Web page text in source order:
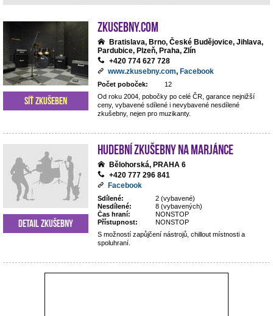
Zkusebny.com
Bratislava, Brno, České Budějovice, Jihlava,
Pardubice, Plzeň, Praha, Zlín
+420 774 627 728
www.zkusebny.com, Facebook
Počet poboček:
12
Od roku 2004, pobočky po celé ČR, garance nejnižší
ceny, vybavené sdílené i nevybavené nesdílené
zkušebny, nejen pro muzikanty.
Síť zkušeben
Hudební zkušebny Na Marjánce
Bělohorská, PRAHA 6
+420 777 296 841
Facebook
Sdílené:
2 (vybavené)
Nesdílené:
8 (vybavených)
Čas hraní:
NONSTOP
Přístupnost:
NONSTOP
S možností zapůjčení nástrojů, chillout místnosti a
spoluhraní.
Detail zkušebny